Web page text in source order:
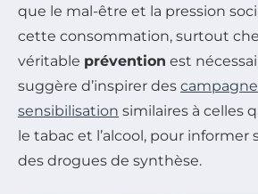
que le mal-être et la pression
cette consommation, surtout
véritable prévention est
suggère d’inspirer des
sensibilisation similaires à celles
le tabac et l’alcool, pour informer
des drogues de synthèse.